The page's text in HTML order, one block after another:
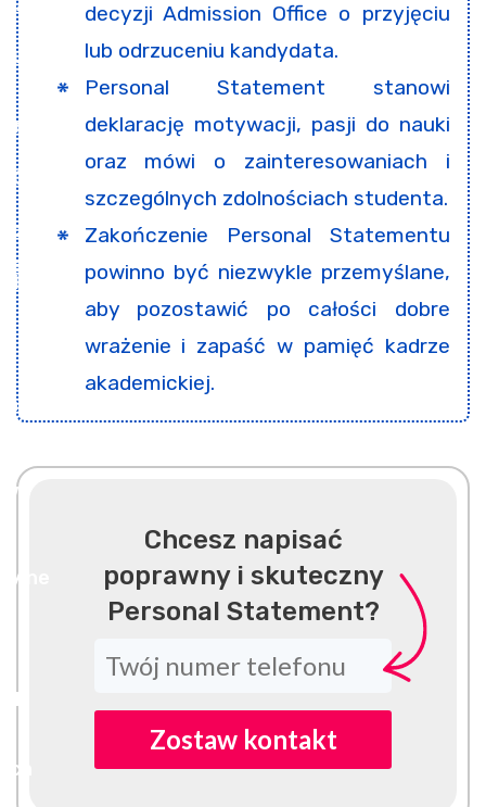
decyzji Admission Office o przyjęciu
lub odrzuceniu kandydata.
Personal Statement stanowi
deklarację motywacji, pasji do nauki
oraz mówi o zainteresowaniach i
szczególnych zdolnościach studenta.
Zakończenie Personal Statementu
powinno być niezwykle przemyślane,
aby pozostawić po całości dobre
wrażenie i zapaść w pamięć kadrze
akademickiej.
Chcesz napisać
poprawny i skuteczny
Personal Statement?
Zostaw kontakt